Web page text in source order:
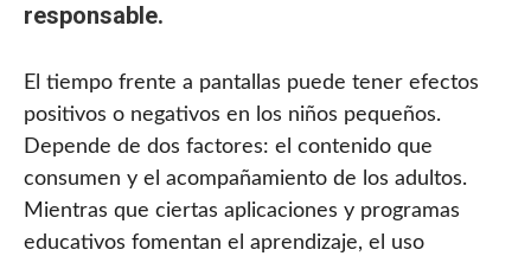
responsable.
El tiempo frente a pantallas puede tener efectos
positivos o negativos en los niños pequeños.
Depende de dos factores: el contenido que
consumen y el acompañamiento de los adultos.
Mientras que ciertas aplicaciones y programas
educativos fomentan el aprendizaje, el uso